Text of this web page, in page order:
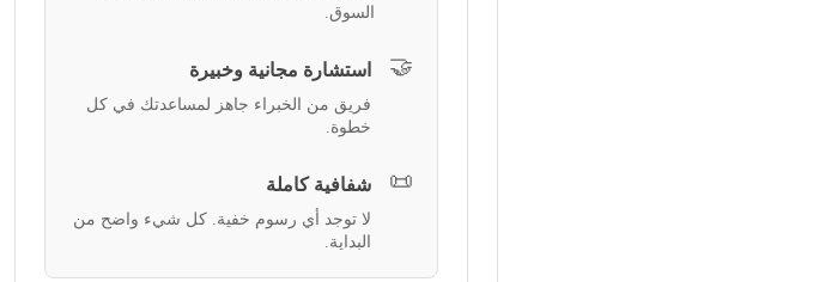
السوق.
🤝 استشارة مجانية وخبيرة
فريق من الخبراء جاهز لمساعدتك في كل
خطوة.
📜 شفافية كاملة
لا توجد أي رسوم خفية. كل شيء واضح من
البداية.